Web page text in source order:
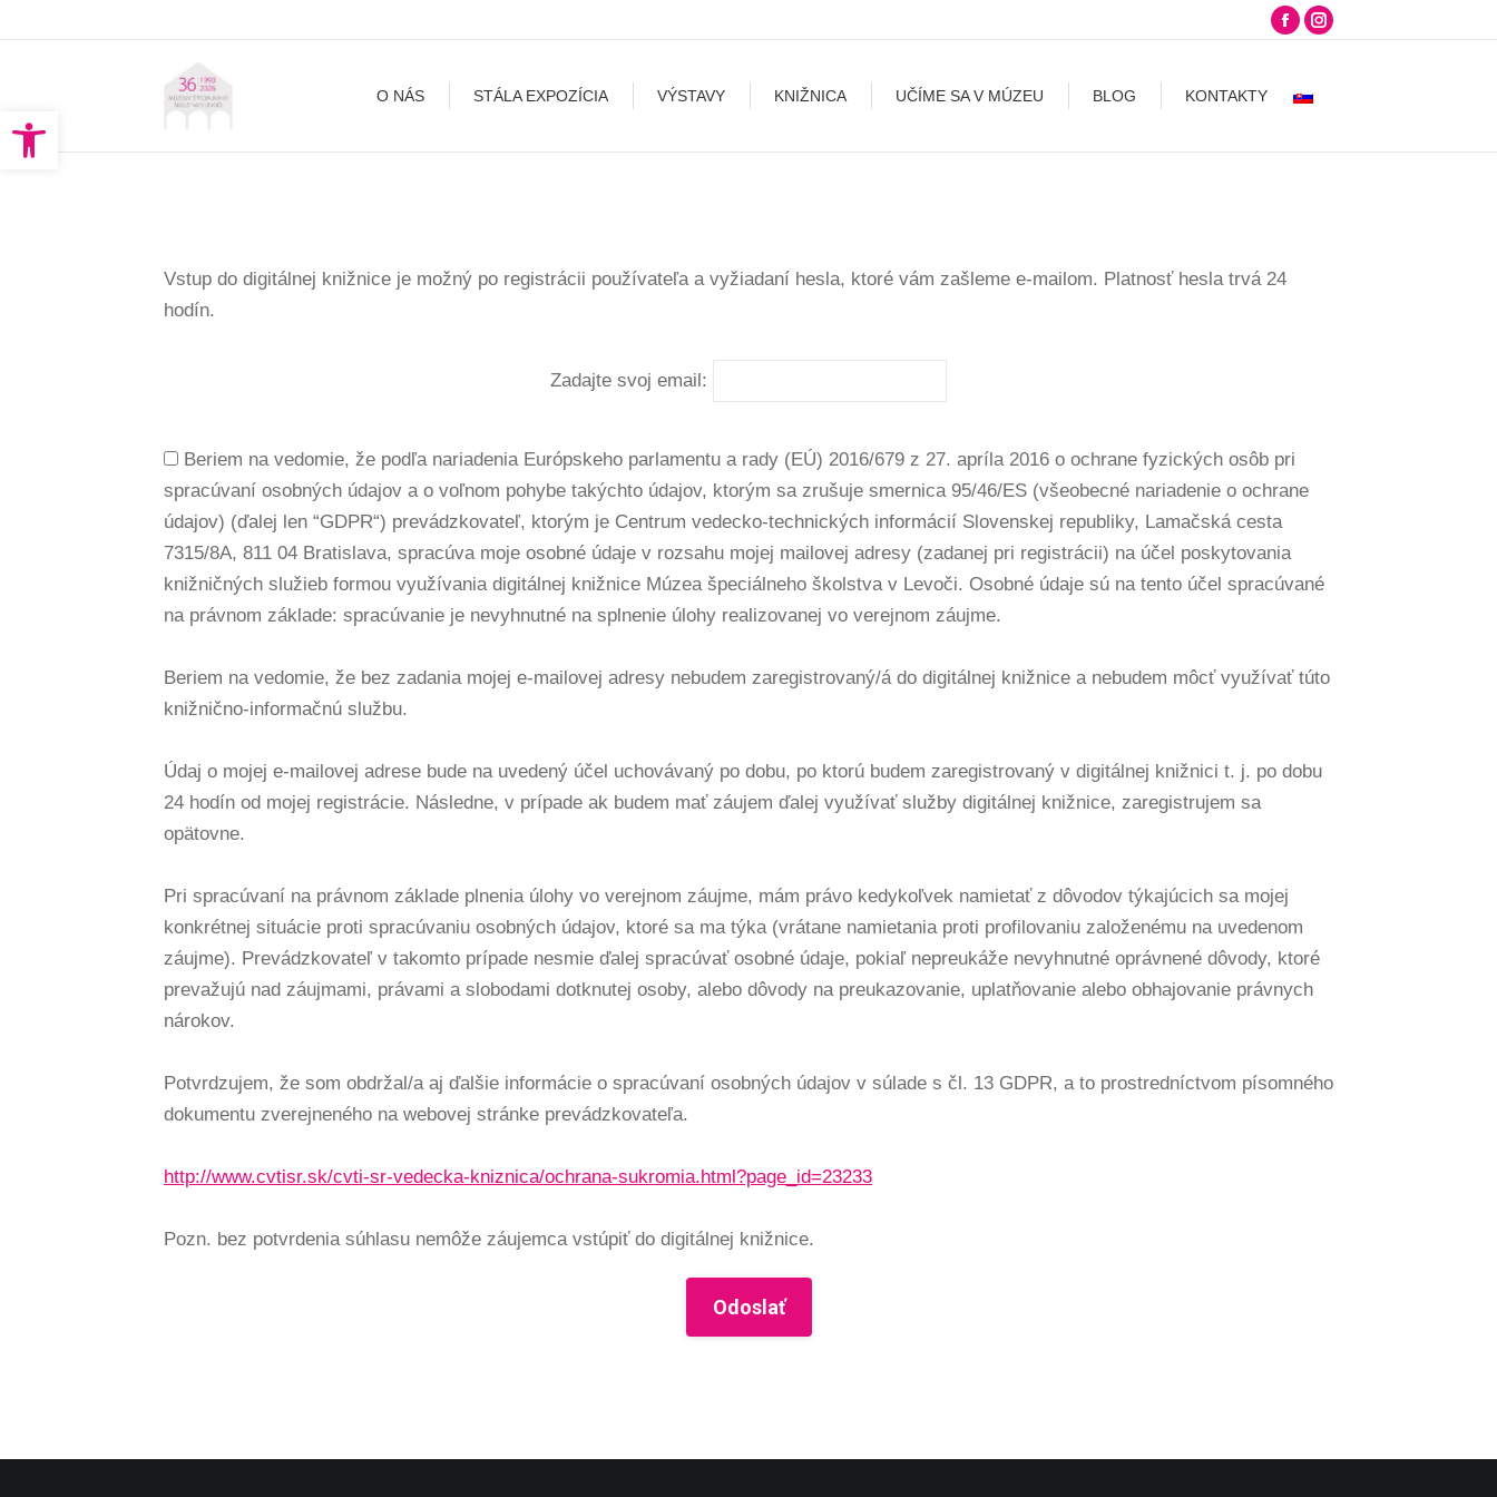
Open toolbar
Facebook
opens
new
Instagram
new
O NÁS STÁLA EXPOZÍCIA VÝSTAVY KNIŽNICA UČÍME SA V MÚZEU BLOG KONTAKTY
Vstup do digitálnej knižnice je možný po registrácii používateľa a vyžiadaní hesla, ktoré vám zašleme e-mailom. Platnosť hesla trvá 24
hodín.
Zadajte svoj email:
Beriem na vedomie, že podľa nariadenia Európskeho parlamentu a rady (EÚ) 2016/679 z 27. apríla 2016 o ochrane fyzických osôb pri
spracúvaní osobných údajov a o voľnom pohybe takýchto údajov, ktorým sa zrušuje smernica 95/46/ES (všeobecné nariadenie o ochrane
údajov) (ďalej len “GDPR“) prevádzkovateľ, ktorým je Centrum vedecko-technických informácií Slovenskej republiky, Lamačská cesta
7315/8A, 811 04 Bratislava, spracúva moje osobné údaje v rozsahu mojej mailovej adresy (zadanej pri registrácii) na účel poskytovania
knižničných služieb formou využívania digitálnej knižnice Múzea špeciálneho školstva v Levoči. Osobné údaje sú na tento účel spracúvané
na právnom základe: spracúvanie je nevyhnutné na splnenie úlohy realizovanej vo verejnom záujme.
Beriem na vedomie, že bez zadania mojej e-mailovej adresy nebudem zaregistrovaný/á do digitálnej knižnice a nebudem môcť využívať túto
knižnično-informačnú službu.
Údaj o mojej e-mailovej adrese bude na uvedený účel uchovávaný po dobu, po ktorú budem zaregistrovaný v digitálnej knižnici t. j. po dobu
24 hodín od mojej registrácie. Následne, v prípade ak budem mať záujem ďalej využívať služby digitálnej knižnice, zaregistrujem sa
opätovne.
Pri spracúvaní na právnom základe plnenia úlohy vo verejnom záujme, mám právo kedykoľvek namietať z dôvodov týkajúcich sa mojej
konkrétnej situácie proti spracúvaniu osobných údajov, ktoré sa ma týka (vrátane namietania proti profilovaniu založenému na uvedenom
záujme). Prevádzkovateľ v takomto prípade nesmie ďalej spracúvať osobné údaje, pokiaľ nepreukáže nevyhnutné oprávnené dôvody, ktoré
prevažujú nad záujmami, právami a slobodami dotknutej osoby, alebo dôvody na preukazovanie, uplatňovanie alebo obhajovanie právnych
nárokov.
Potvrdzujem, že som obdržal/a aj ďalšie informácie o spracúvaní osobných údajov v súlade s čl. 13 GDPR, a to prostredníctvom písomného
dokumentu zverejneného na webovej stránke prevádzkovateľa.
http://www.cvtisr.sk/cvti-sr-vedecka-kniznica/ochrana-sukromia.html?page_id=23233
Pozn. bez potvrdenia súhlasu nemôže záujemca vstúpiť do digitálnej knižnice.
Odoslať
O NÁS STÁLA EXPOZÍCIA VÝSTAVY KNIŽNICA UČÍME SA V MÚZEU BLOG KONTAKTY